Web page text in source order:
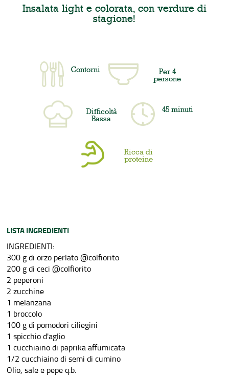
Insalata light e colorata, con verdure di
stagione!
Contorni Per 4
persone
Difficoltà
Bassa
45 minuti
Ricca di
proteine
LISTA INGREDIENTI
INGREDIENTI:
300 g di orzo perlato @colfiorito
200 g di ceci @colfiorito
2 peperoni
2 zucchine
1 melanzana
1 broccolo
100 g di pomodori ciliegini
1 spicchio d'aglio
1 cucchiaino di paprika affumicata
1/2 cucchiaino di semi di cumino
Olio, sale e pepe q.b.